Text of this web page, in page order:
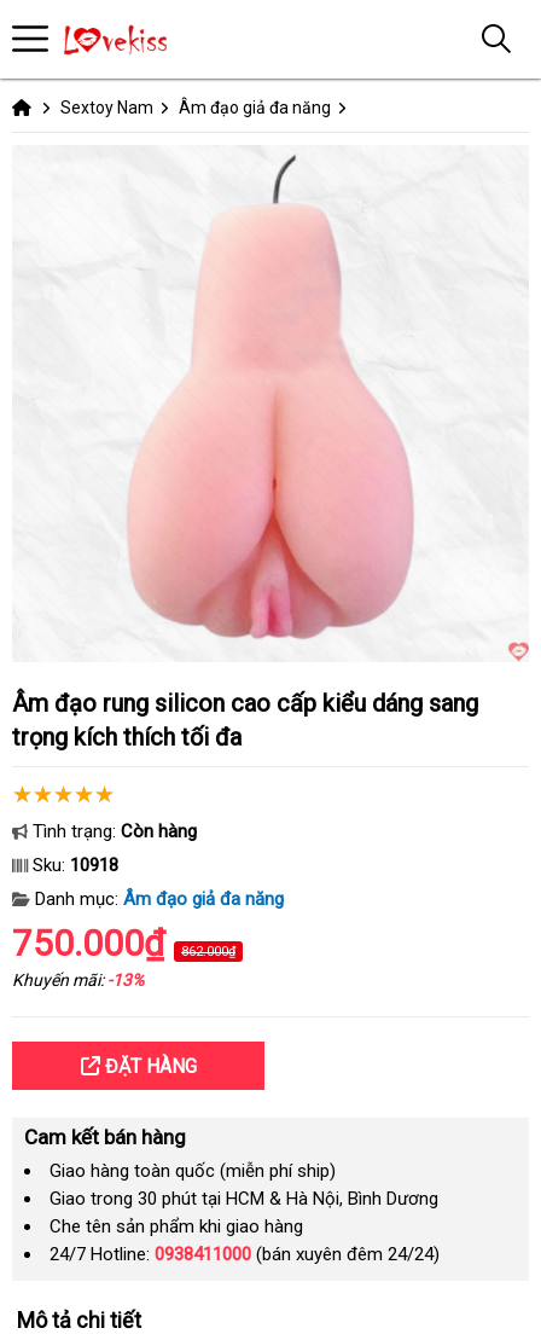
Sextoy Nam Âm đạo giả đa năng
Âm đạo rung silicon cao cấp kiểu dáng sang
trọng kích thích tối đa
Tình trạng: Còn hàng
Sku: 10918
Danh mục: Âm đạo giả đa năng
750.000₫ 862.000₫
Khuyến mãi:-13%
ĐẶT HÀNG
Cam kết bán hàng
Giao hàng toàn quốc (miễn phí ship)
Giao trong 30 phút tại HCM & Hà Nội, Bình Dương
Che tên sản phẩm khi giao hàng
24/7 Hotline: 0938411000 (bán xuyên đêm 24/24)
Mô tả chi tiết